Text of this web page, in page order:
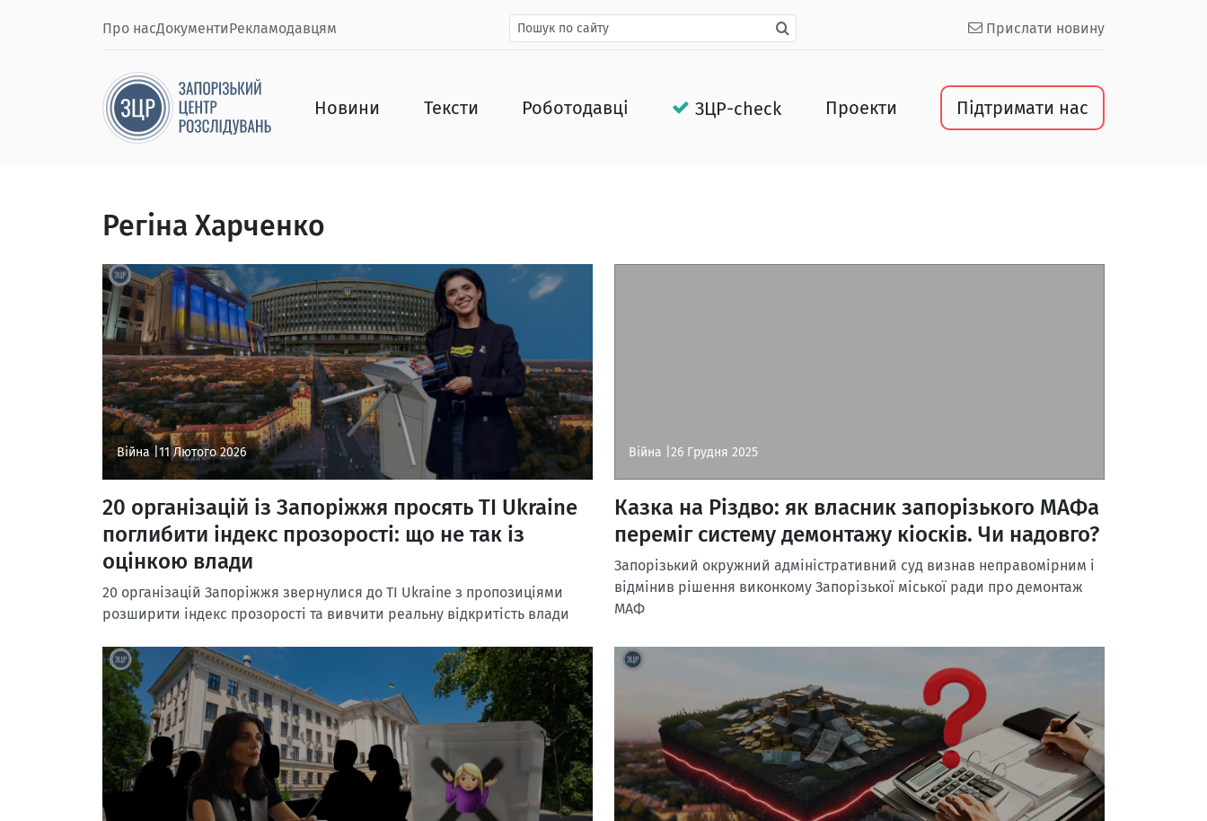
Про насДокументиРекламодавцям Прислати новину
Новини Тексти Роботодавці ЗЦР-check Проекти Підтримати нас
Регіна Харченко
Війна | 11 Лютого 2026
20 організацій із Запоріжжя просять TI Ukraine
поглибити індекс прозорості: що не так із
оцінкою влади
20 організацій Запоріжжя звернулися до TI Ukraine з пропозиціями
розширити індекс прозорості та вивчити реальну відкритість влади
Війна | 26 Грудня 2025
Казка на Різдво: як власник запорізького МАФа
переміг систему демонтажу кіосків. Чи надовго?
Запорізький окружний адміністративний суд визнав неправомірним і
відмінив рішення виконкому Запорізької міської ради про демонтаж
МАФ